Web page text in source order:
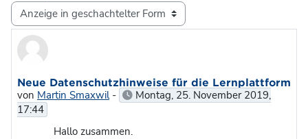
Anzeigemodus
Neue Datenschutzhinweise für die Lernplattform
von Martin Smaxwil-
Montag, 25. November 2019,
17:44
Hallo zusammen.